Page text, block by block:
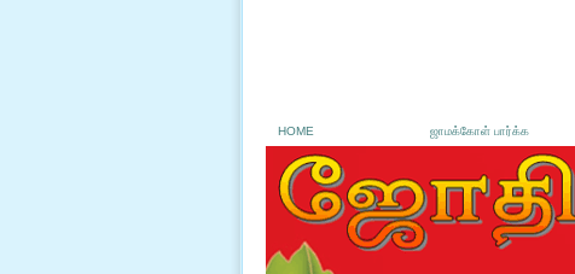
HOME ஜாமக்கோள் பார்க்க